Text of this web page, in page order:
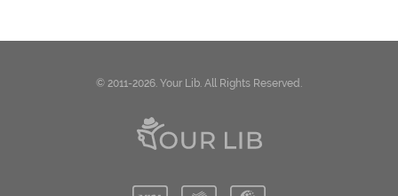
© 2011-2026. Your Lib. All Rights Reserved.